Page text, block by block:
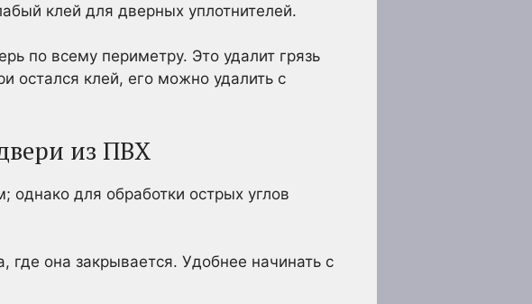
клей для дверных уплотнителей.
по всему периметру. Это удалит грязь
остался клей, его можно удалить с
из ПВХ
для обработки острых углов
где она закрывается. Удобнее начинать с